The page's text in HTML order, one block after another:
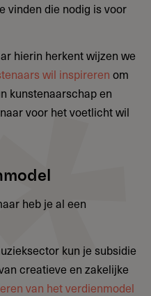
vinden die nodig is voor
hierin herkent wijzen we
wil inspireren om
kunstenaarschap en
voor het voetlicht wil
heb je al een
kun je subsidie
creatieve en zakelijke
van het verdienmodel